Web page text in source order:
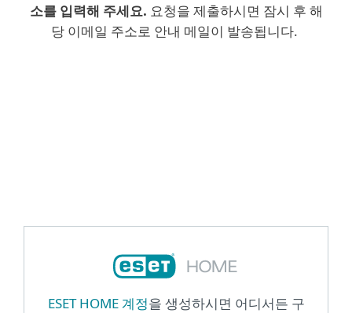
소를 입력해 주세요. 요청을 제출하시면 잠시 후 해
당 이메일 주소로 안내 메일이 발송됩니다.
ESET HOME 계정을 생성하시면 어디서든 구